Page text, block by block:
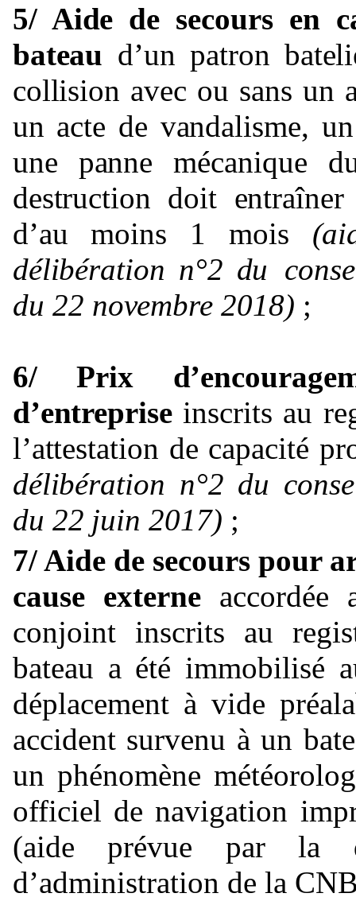
5/ Aide de secours en
bateau d’un patron
collision avec ou sans un
un acte de vandalisme, un
une
panne mécanique
destruction doit entraîner
d’au
moins 1 mois
délibération n°2 du
du 22 novembre 2018) ;
6/ Prix
d’entrepriseinscrits au
l’attestation de capacité
délibération n°2 du
du 22 juin 2017) ;
7/ Aide de secours pour
cause externeaccordée
conjoint inscrits au
bateau a été immobilisé
déplacement à vide
accident survenu à un
un phénomène
officiel de navigation
(aide prévue par la
d’administration de la